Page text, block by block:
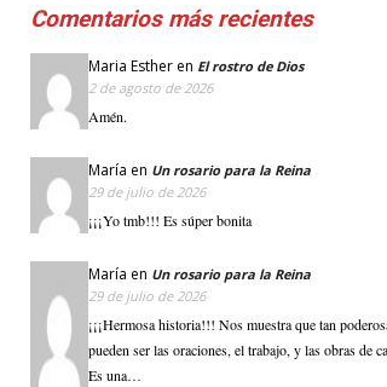
Comentarios más recientes
Maria Esther en El rostro de Dios
2 de agosto de 2026
Amén.
María en Un rosario para la Reina
29 de julio de 2026
¡¡¡Yo tmb!!! Es súper bonita
María en Un rosario para la Reina
29 de julio de 2026
¡¡¡Hermosa historia!!! Nos muestra que tan
pueden ser las oraciones, el trabajo, y las obras de
Es una…